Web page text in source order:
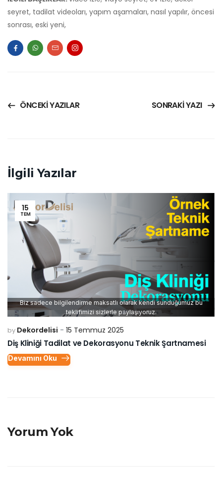
seyret, tadilat videoları, yapım aşamaları, nasıl yapılır, öncesi
sonrası, eski yeni,
ÖNCEKI YAZILAR SONRAKI YAZI
İlgili Yazılar
15
TEM
Biz sadece bilgilendirme maksatlı olarak kendi sunduğumuz bu
teklifimizi sizlerle paylaşıyoruz.
by Dekordelisi 15 Temmuz 2025
Diş Kliniği Tadilat ve Dekorasyonu Teknik Şartnamesi
Devamını Oku
Yorum Yok